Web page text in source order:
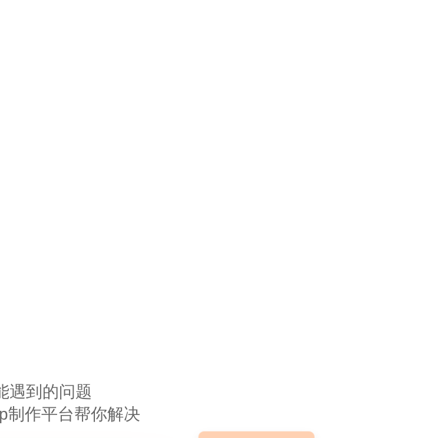
遇到的问题
制作平台帮你解决